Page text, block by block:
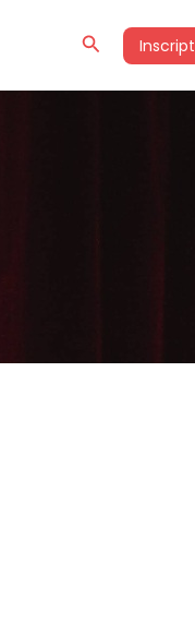
Rechercher